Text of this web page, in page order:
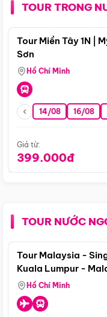
TOUR TRONG
Tour Miền Tây 1N |
Sơn
Hồ Chí Minh
14/08 16/08
Giá từ:
399.000đ
TOUR NƯỚC
Tour Malaysia -
Kuala Lumpur -
Singapore
Hồ Chí Minh